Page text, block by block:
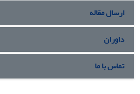
ارسال مقاله
داوران
تماس با ما